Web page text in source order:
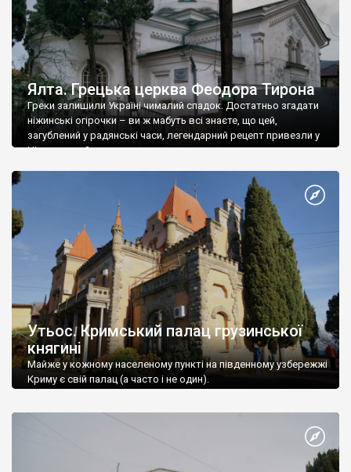
Ялта. Грецька церква Феодора Тирона
Греки залишили Україні чималий спадок. Достатньо згадати
ніжинські огірочки – ви ж мабуть всі знаєте, що цей,
загублений у радянські часи, легендарний рецепт привезли у
Ніжин греки?
Утьос. Кримський палац грузинської
княгині
Майже у кожному населеному пункті на південному узбережжі
Криму є свій палац (а часто і не один).